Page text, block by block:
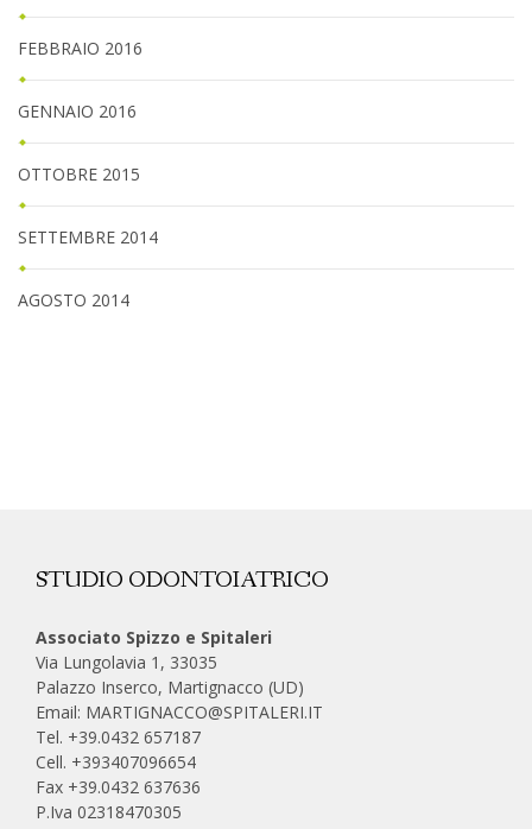
FEBBRAIO 2016
GENNAIO 2016
OTTOBRE 2015
SETTEMBRE 2014
AGOSTO 2014
STUDIO ODONTOIATRICO
Associato Spizzo e Spitaleri
Via Lungolavia 1, 33035
Palazzo Inserco, Martignacco (UD)
Email: MARTIGNACCO@SPITALERI.IT
Tel. +39.0432 657187
Cell. +393407096654
Fax +39.0432 637636
P.Iva 02318470305